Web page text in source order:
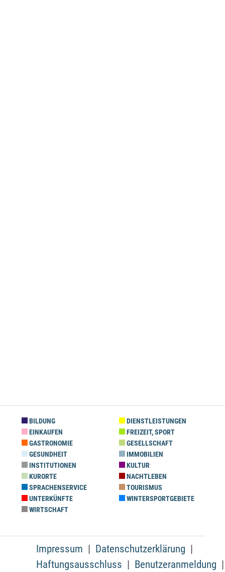
BILDUNG
DIENSTLEISTUNGEN
EINKAUFEN
FREIZEIT, SPORT
GASTRONOMIE
GESELLSCHAFT
GESUNDHEIT
IMMOBILIEN
INSTITUTIONEN
KULTUR
KURORTE
NACHTLEBEN
SPRACHENSERVICE
TOURISMUS
UNTERKÜNFTE
WINTERSPORTGEBIETE
WIRTSCHAFT
Impressum
Datenschutzerklärung
Haftungsausschluss
Benutzeranmeldung